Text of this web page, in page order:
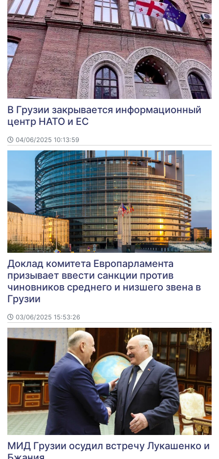
В Грузии закрывается информационный
центр НАТО и ЕС
04/06/2025 10:13:59
Доклад комитета Европарламента
призывает ввести санкции против
чиновников среднего и низшего звена в
Грузии
03/06/2025 15:53:26
МИД Грузии осудил встречу Лукашенко и